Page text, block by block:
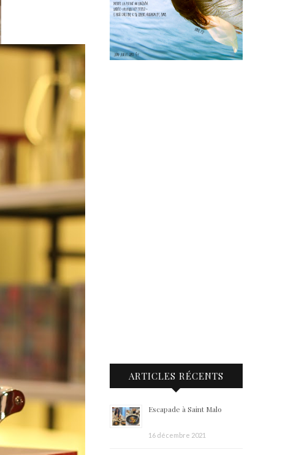
ARTICLES RÉCENTS
Escapade à Saint Malo
16 décembre 2021